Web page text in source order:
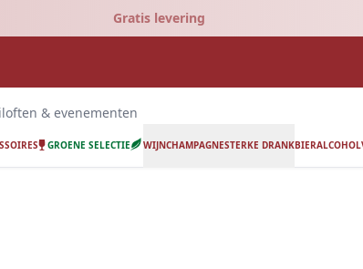
Gratis levering
& evenementen
GROENE SELECTIE WIJNCHAMPAGNESTERKE DRANKBIER